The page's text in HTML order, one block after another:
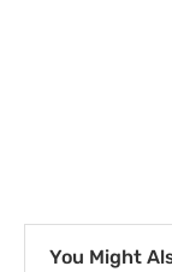
You Might